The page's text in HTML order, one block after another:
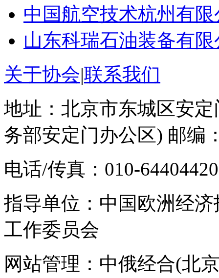
中国航空技术杭州有限
山东科瑞石油装备有
关于协会|联系我们
地址：北京市东城区安
务部安定门办公区) 邮编
电话/传真：010-
指导单位：中国欧洲经
工作委员会
网站管理：中俄经合(北